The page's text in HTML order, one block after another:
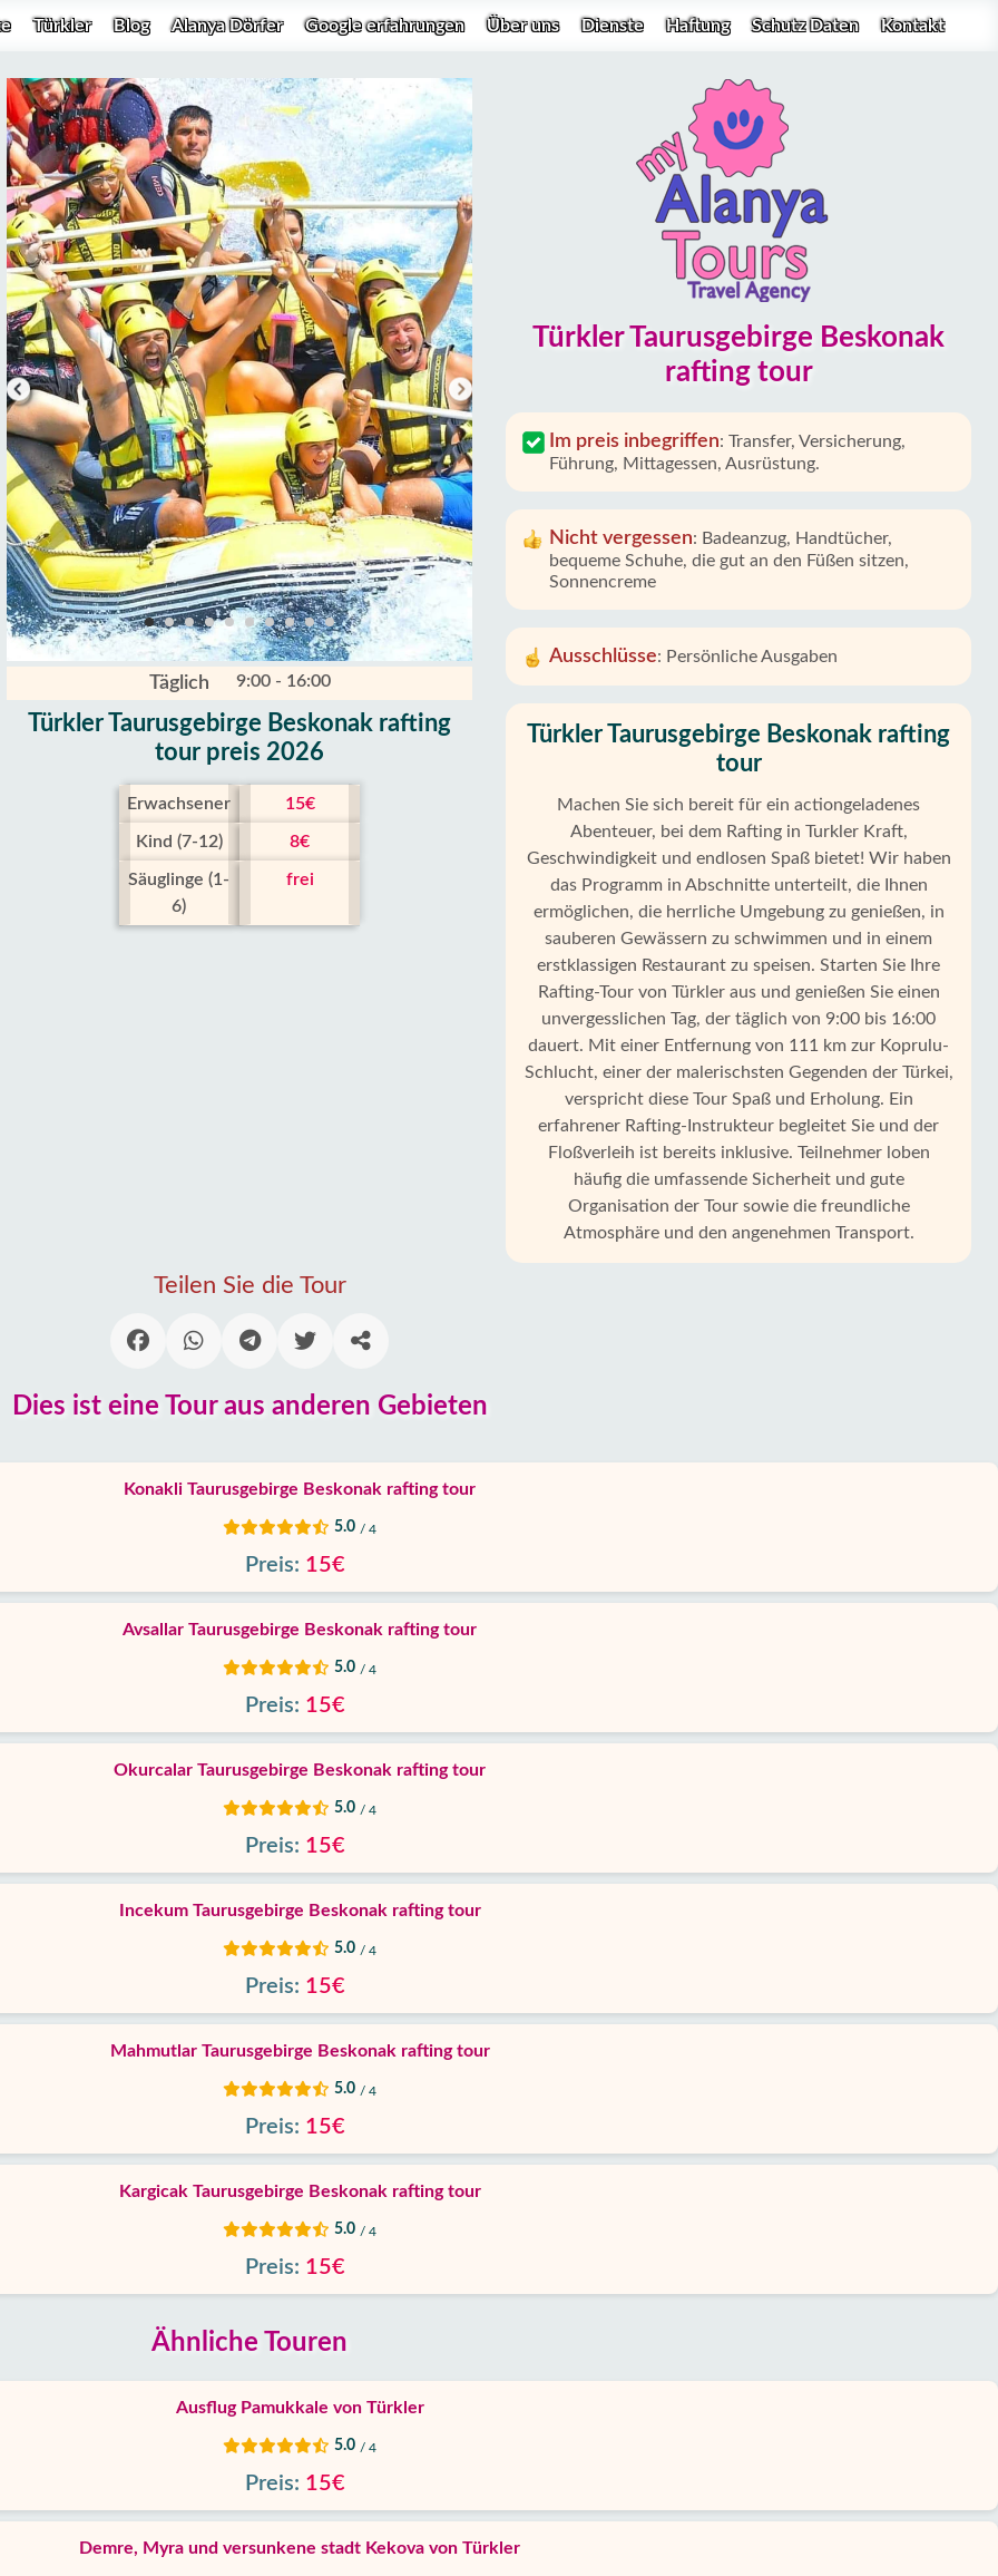
Türkler Blog Alanya Dörfer Google erfahrungen Über uns Dienste Haftung Schutz Daten Kontakt
Türkler Taurusgebirge Beskonak
rafting tour
Im preis inbegriffen: Transfer, Versicherung,
Führung, Mittagessen, Ausrüstung.
Nicht vergessen: Badeanzug, Handtücher,
bequeme Schuhe, die gut an den Füßen sitzen,
Sonnencreme
Ausschlüsse: Persönliche Ausgaben
Türkler Taurusgebirge Beskonak rafting
tour
Machen Sie sich bereit für ein actiongeladenes
Abenteuer, bei dem Rafting in Turkler Kraft,
Geschwindigkeit und endlosen Spaß bietet! Wir haben
das Programm in Abschnitte unterteilt, die Ihnen
ermöglichen, die herrliche Umgebung zu genießen, in
sauberen Gewässern zu schwimmen und in einem
erstklassigen Restaurant zu speisen. Starten Sie Ihre
Rafting-Tour von Türkler aus und genießen Sie einen
unvergesslichen Tag, der täglich von 9:00 bis 16:00
dauert. Mit einer Entfernung von 111 km zur Koprulu-
Schlucht, einer der malerischsten Gegenden der Türkei,
verspricht diese Tour Spaß und Erholung. Ein
erfahrener Rafting-Instrukteur begleitet Sie und der
Floßverleih ist bereits inklusive. Teilnehmer loben
häufig die umfassende Sicherheit und gute
Organisation der Tour sowie die freundliche
Atmosphäre und den angenehmen Transport.
Täglich 9:00 - 16:00
Türkler Taurusgebirge Beskonak rafting
tour preis 2026
Erwachsener 15€
Kind (7-12) 8€
Säuglinge (1-
6)
frei
Teilen Sie die Tour
Dies ist eine Tour aus anderen Gebieten
Konakli Taurusgebirge Beskonak rafting tour
5.0 / 4
Preis: 15€
Avsallar Taurusgebirge Beskonak rafting tour
5.0 / 4
Preis: 15€
Okurcalar Taurusgebirge Beskonak rafting tour
5.0 / 4
Preis: 15€
Incekum Taurusgebirge Beskonak rafting tour
5.0 / 4
Preis: 15€
Mahmutlar Taurusgebirge Beskonak rafting tour
5.0 / 4
Preis: 15€
Kargicak Taurusgebirge Beskonak rafting tour
5.0 / 4
Preis: 15€
Ähnliche Touren
Ausflug Pamukkale von Türkler
5.0 / 4
Preis: 15€
Demre, Myra und versunkene stadt Kekova von Türkler